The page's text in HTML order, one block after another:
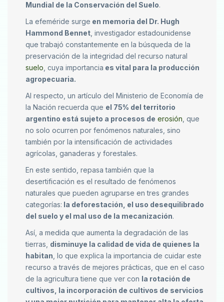
Mundial de la Conservación del Suelo.
La efeméride surge en memoria del Dr. Hugh
Hammond Bennet , investigador estadounidense
que trabajó constantemente en la búsqueda de la
preservación de la integridad del recurso natural
suelo , cuya importancia es vital para la producción
agropecuaria.
Al respecto, un artículo del Ministerio de Economía de
la Nación recuerda que el 75% del territorio
argentino está sujeto a procesos de erosión , que
no solo ocurren por fenómenos naturales, sino
también por la intensificación de actividades
agrícolas, ganaderas y forestales.
En este sentido, repasa también que la
desertificación es el resultado de fenómenos
naturales que pueden agruparse en tres grandes
categorías: la deforestación, el uso desequilibrado
del suelo y el mal uso de la mecanización.
Así, a medida que aumenta la degradación de las
tierras, disminuye la calidad de vida de quienes la
habitan , lo que explica la importancia de cuidar este
recurso a través de mejores prácticas, que en el caso
de la agricultura tiene que ver con la rotación de
cultivos, la incorporación de cultivos de servicios